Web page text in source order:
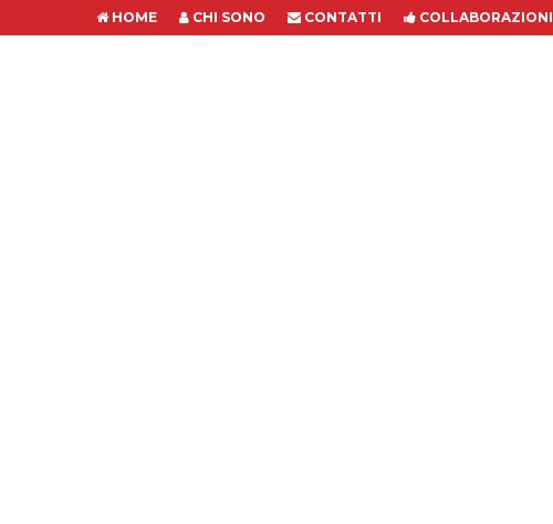
HOME CHI SONO CONTATTI COLLABORAZIONI